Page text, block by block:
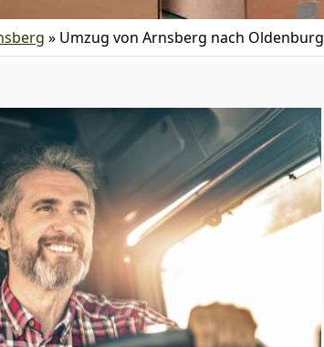
» Umzug von Arnsberg nach Oldenburg